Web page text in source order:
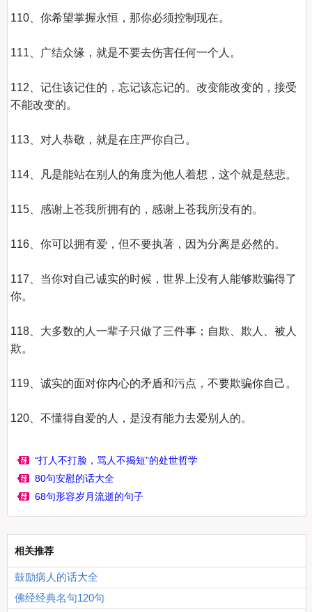
110、你希望掌握永恒，那你必须控制现在。
111、广结众缘，就是不要去伤害任何一个人。
112、记住该记住的，忘记该忘记的。改变能改变的，接受
不能改变的。
113、对人恭敬，就是在庄严你自己。
114、凡是能站在别人的角度为他人着想，这个就是慈悲。
115、感谢上苍我所拥有的，感谢上苍我所没有的。
116、你可以拥有爱，但不要执著，因为分离是必然的。
117、当你对自己诚实的时候，世界上没有人能够欺骗得了
你。
118、大多数的人一辈子只做了三件事；自欺、欺人、被人
欺。
119、诚实的面对你内心的矛盾和污点，不要欺骗你自己。
120、不懂得自爱的人，是没有能力去爱别人的。
“打人不打脸，骂人不揭短”的处世哲学
80句安慰的话大全
68句形容岁月流逝的句子
相关推荐
鼓励病人的话大全
佛经经典名句120句